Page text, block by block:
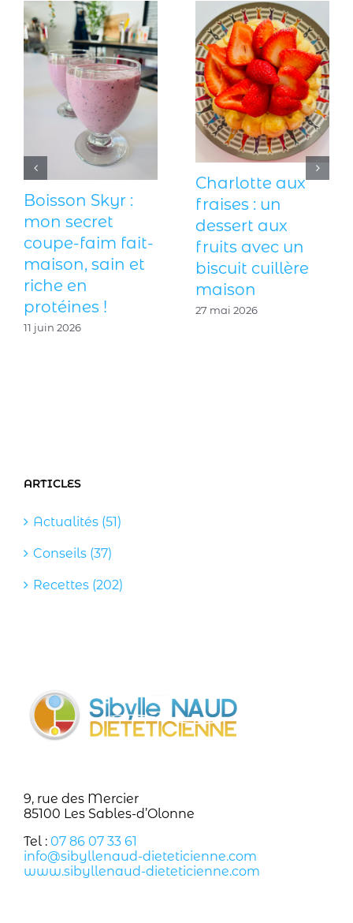
Boisson Skyr :
mon secret
coupe-faim fait-
maison, sain et
riche en
protéines !
11 juin 2026
Charlotte aux
fraises : un
dessert aux
fruits avec un
biscuit cuillère
maison
27 mai 2026
ARTICLES
Actualités (51)
Conseils (37)
Recettes (202)
9, rue des Mercier
85100 Les Sables-d’Olonne
Tel : 07 86 07 33 61
info@sibyllenaud-dieteticienne.com
www.sibyllenaud-dieteticienne.com